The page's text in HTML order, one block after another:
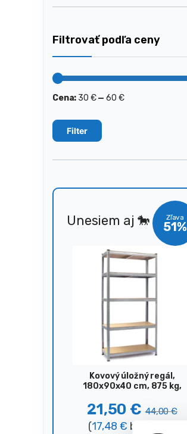
Filtrovať podľa ceny
Minimálna
Maximálna
Filter
Cena: 30 €—60 €
Unesiem aj 🐎 Zľava
51%
Kovový úložný regál,
180x90x40 cm, 875 kg,
21,50 € 44,00€
(17,48€ bez DPH)